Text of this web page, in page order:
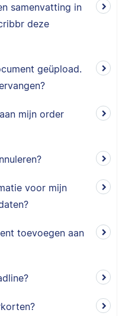
samenvatting in
deze
geüpload.
mijn order
voor mijn
toevoegen aan